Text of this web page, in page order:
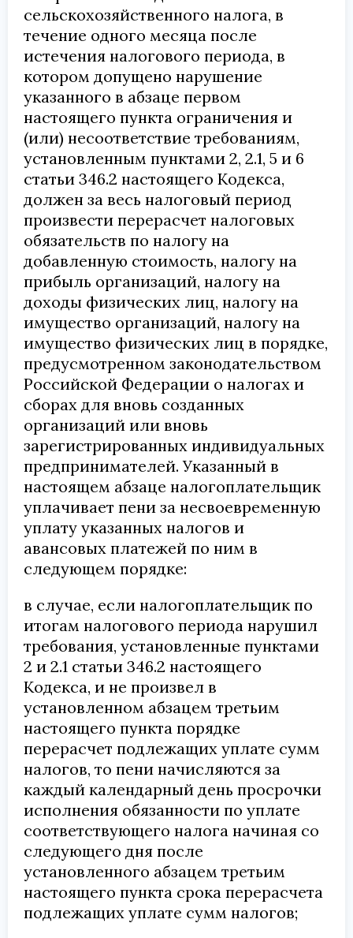
сельскохозяйственного налога, в
течение одного месяца после
истечения налогового периода, в
котором допущено нарушение
указанного в абзаце первом
настоящего пункта ограничения и
(или) несоответствие требованиям,
установленным пунктами 2, 2.1, 5 и 6
статьи 346.2 настоящего Кодекса,
должен за весь налоговый период
произвести перерасчет налоговых
обязательств по налогу на
добавленную стоимость, налогу на
прибыль организаций, налогу на
доходы физических лиц, налогу на
имущество организаций, налогу на
имущество физических лиц в порядке,
предусмотренном законодательством
Российской Федерации о налогах и
сборах для вновь созданных
организаций или вновь
зарегистрированных индивидуальных
предпринимателей. Указанный в
настоящем абзаце налогоплательщик
уплачивает пени за несвоевременную
уплату указанных налогов и
авансовых платежей по ним в
следующем порядке:
в случае, если налогоплательщик по
итогам налогового периода нарушил
требования, установленные пунктами
2 и 2.1 статьи 346.2 настоящего
Кодекса, и не произвел в
установленном абзацем третьим
настоящего пункта порядке
перерасчет подлежащих уплате сумм
налогов, то пени начисляются за
каждый календарный день просрочки
исполнения обязанности по уплате
соответствующего налога начиная со
следующего дня после
установленного абзацем третьим
настоящего пункта срока перерасчета
подлежащих уплате сумм налогов;